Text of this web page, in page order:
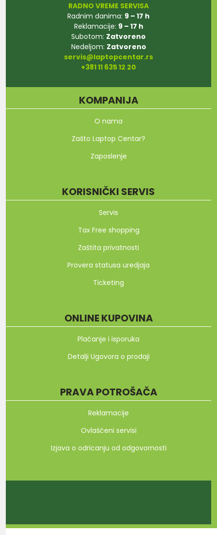
RADNO VREME SERVISA
Radnim danima: 9 – 17 h
Reklamacije: 9 – 17 h
Subotom: Zatvoreno
Nedeljom: Zatvoreno
servis@laptopcentar.rs
+381 11 635 12 20
KOMPANIJA
O nama
Zašto Laptop Centar?
Zaposlenje
KORISNIČKI SERVIS
Servis
Tax Free shopping
Zaštita privatnosti
Provera statusa uredjaja
Ticketing
ONLINE KUPOVINA
Plaćanje i isporuka
Detalji Ugovora o prodaji
PRAVA POTROŠAČA
Reklamacije
Ovlašćeni servisi
Izjava o odricanju od odgovornosti